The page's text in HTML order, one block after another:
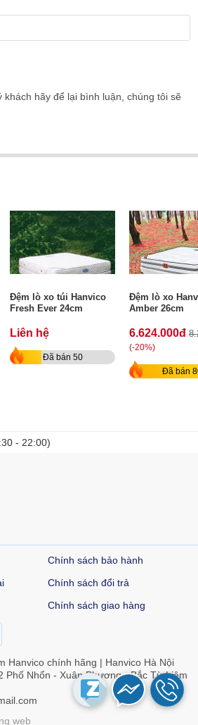
khách hãy để lại bình luận, chúng tôi sẽ
Đệm lò xo túi Hanvico
Fresh Ever 24cm
Liên hệ
Đã bán 50
Đệm lò xo
Amber 26cm
6.624.000đ
(-20%)
Đã bán
- 22:00)
Chính sách bảo hành
Chính sách đổi trả
Chính sách giao hàng
Hanvico chính hãng | Hanvico Hà Nội
Phố Nhổn - Xuân Phương - Bắc Từ Liêm
web